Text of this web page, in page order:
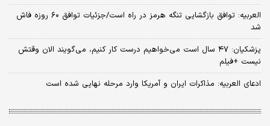
العربیه: توافق بازگشایی تنگه هرمز در راه است/جزئیات توافق ۶۰ روزه فاش
شد
پزشکیان: ۴۷ سال است می‌خواهیم درست کار کنیم، می‌گویند الان وقتش
نیست +فیلم
ادعای العربیه: مذاکرات ایران و آمریکا وارد مرحله نهایی شده است